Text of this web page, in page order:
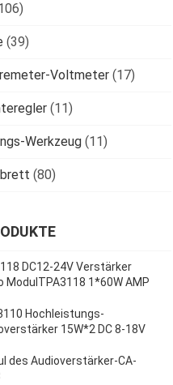
(39)
Voltmeter (17)
(11)
Werkzeug (11)
(80)
DC12-24V Verstärker
ModulTPA3118 1*60W AMP
Hochleistungs-
15W*2 DC 8-18V
des Audioverstärker-CA-